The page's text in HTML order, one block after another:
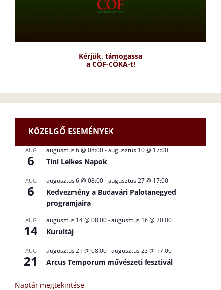
Kérjük, támogassa
a CÖF-CÖKA-t!
KÖZELGŐ ESEMÉNYEK
AUG
6
augusztus 6 @ 08:00-augusztus 10 @ 17:00
Tini Lelkes Napok
AUG
6
augusztus 6 @ 08:00-augusztus 27 @ 17:00
Kedvezmény a Budavári Palotanegyed
programjaira
AUG
14
augusztus 14 @ 08:00-augusztus 16 @ 20:00
Kurultáj
AUG
21
augusztus 21 @ 08:00-augusztus 23 @ 17:00
Arcus Temporum művészeti fesztivál
Naptár megtekintése